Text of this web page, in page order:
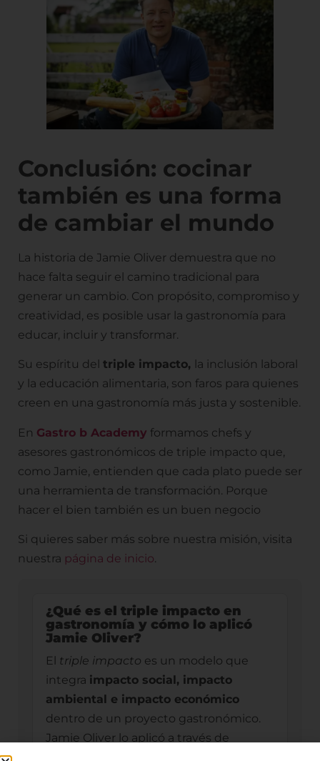
Conclusión: cocinar
también es una forma
de cambiar el mundo
La historia de Jamie Oliver demuestra que no
hace falta seguir el camino tradicional para
generar un cambio. Con propósito, compromiso y
creatividad, es posible usar la gastronomía para
educar, incluir y transformar.
Su espíritu del triple impacto, la inclusión laboral
y la educación alimentaria, son faros para quienes
creen en una gastronomía más justa y sostenible.
En Gastro b Academy formamos chefs y
asesores gastronómicos de triple impacto que,
como Jamie, entienden que cada plato puede ser
una herramienta de transformación. Porque
hacer el bien también es un buen negocio
Si quieres saber más sobre nuestra misión, visita
nuestra página de inicio.
¿Qué es el triple impacto en
gastronomía y cómo lo aplicó
Jamie Oliver?
El triple impacto es un modelo que
integra impacto social, impacto
ambiental e impacto económico
dentro de un proyecto gastronómico.
Jamie Oliver lo aplicó a través de